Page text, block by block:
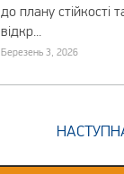
до плану стійкості
відкр...
Березень 3, 2026